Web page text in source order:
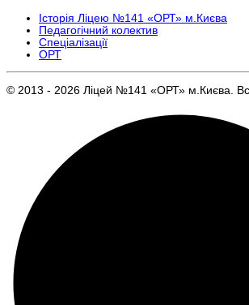
Історія Ліцею №141 «ОРТ» м.Києва
Педагогічний колектив
Спеціалізації
ОРТ
© 2013 - 2026 Ліцей №141 «ОРТ» м.Києва.